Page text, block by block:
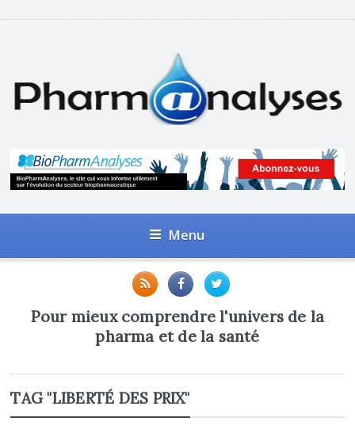
Menu
Pour mieux comprendre l'univers de la
pharma et de la santé
TAG "LIBERTÉ DES PRIX"